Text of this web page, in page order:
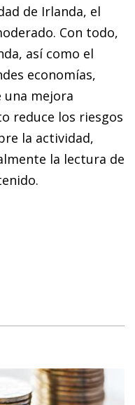
de Irlanda, el
Con todo,
así como el
economías,
una mejora
reduce los riesgos
la actividad,
la lectura de